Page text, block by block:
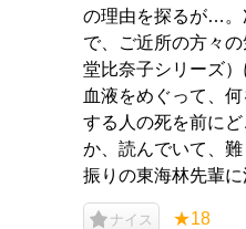
の理由を探るが…。
で、ご近所の方々
堂比奈子シリーズ
血液をめぐって、
する人の死を前に
か、読んでいて、
振りの東海林先輩に
ナイス ★18